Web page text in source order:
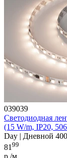
039039
Светодиодная
(15 W/m, IP20,
Day | Дневной
8199